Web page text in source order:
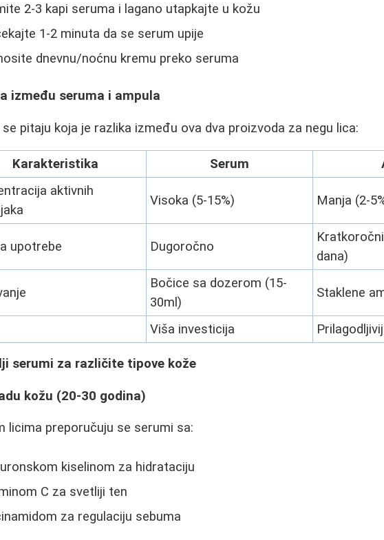
2-3 kapi seruma i lagano utapkajte u kožu
1-2 minuta da se serum upije
dnevnu/noćnu kremu preko seruma
između seruma i ampula
pitaju koja je razlika između ova dva proizvoda za negu lica:
Karakteristika Serum
aktivnih
Visoka (5-15%) Manja (2-
upotrebe Dugoročno
dana)
Bočice sa dozerom (15-
30ml)
Staklene
Viša investicija
serumi za različite tipove kože
kožu (20-30 godina)
licima preporučuju se serumi sa:
kiselinom za hidrataciju
C za svetliji ten
za regulaciju sebuma